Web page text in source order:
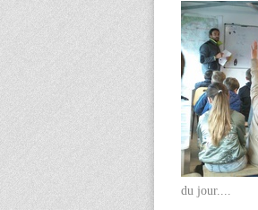
du jour....